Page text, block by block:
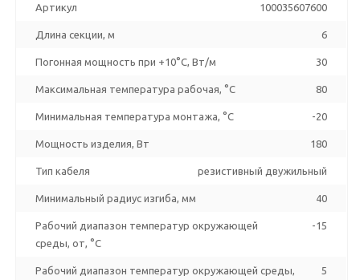
Артикул 100035607600
Длина секции, м 6
Погонная мощность при +10°С, Вт/м 30
Максимальная температура рабочая, °C 80
Минимальная температура монтажа, °C -20
Мощность изделия, Вт 180
Тип кабеля резистивный двужильный
Минимальный радиус изгиба, мм 40
Рабочий диапазон температур окружающей
среды, от, °C
-15
Рабочий диапазон температур окружающей среды,
5